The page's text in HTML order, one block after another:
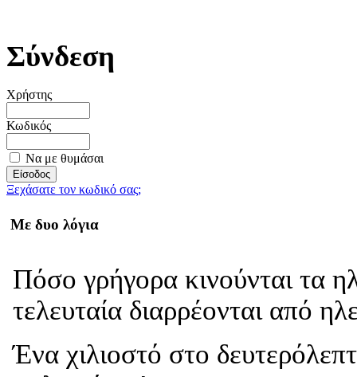
Σύνδεση
Χρήστης
Κωδικός
Να με θυμάσαι
Ξεχάσατε τον κωδικό σας;
Με δυο λόγια
Πόσο γρήγορα κινούνται τα
τελευταία διαρρέονται από
Ένα χιλιοστό στο